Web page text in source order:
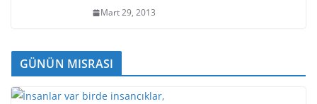
Mart 29, 2013
GÜNÜN MISRASI